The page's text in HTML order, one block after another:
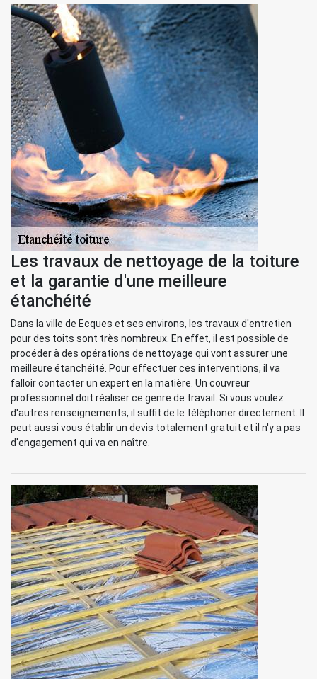
Les travaux de nettoyage de la toiture
et la garantie d'une meilleure
étanchéité
Dans la ville de Ecques et ses environs, les travaux d'entretien
pour des toits sont très nombreux. En effet, il est possible de
procéder à des opérations de nettoyage qui vont assurer une
meilleure étanchéité. Pour effectuer ces interventions, il va
falloir contacter un expert en la matière. Un couvreur
professionnel doit réaliser ce genre de travail. Si vous voulez
d'autres renseignements, il suffit de le téléphoner directement. Il
peut aussi vous établir un devis totalement gratuit et il n'y a pas
d'engagement qui va en naître.